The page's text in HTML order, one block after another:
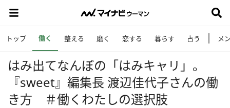
トップ 働く 整える 磨く 恋する 暮らす 占う メ
はみ出てなんぼの「はみキャリ」。
『sweet』編集長 渡辺佳代子さんの働
き方 ＃働くわたしの選択肢